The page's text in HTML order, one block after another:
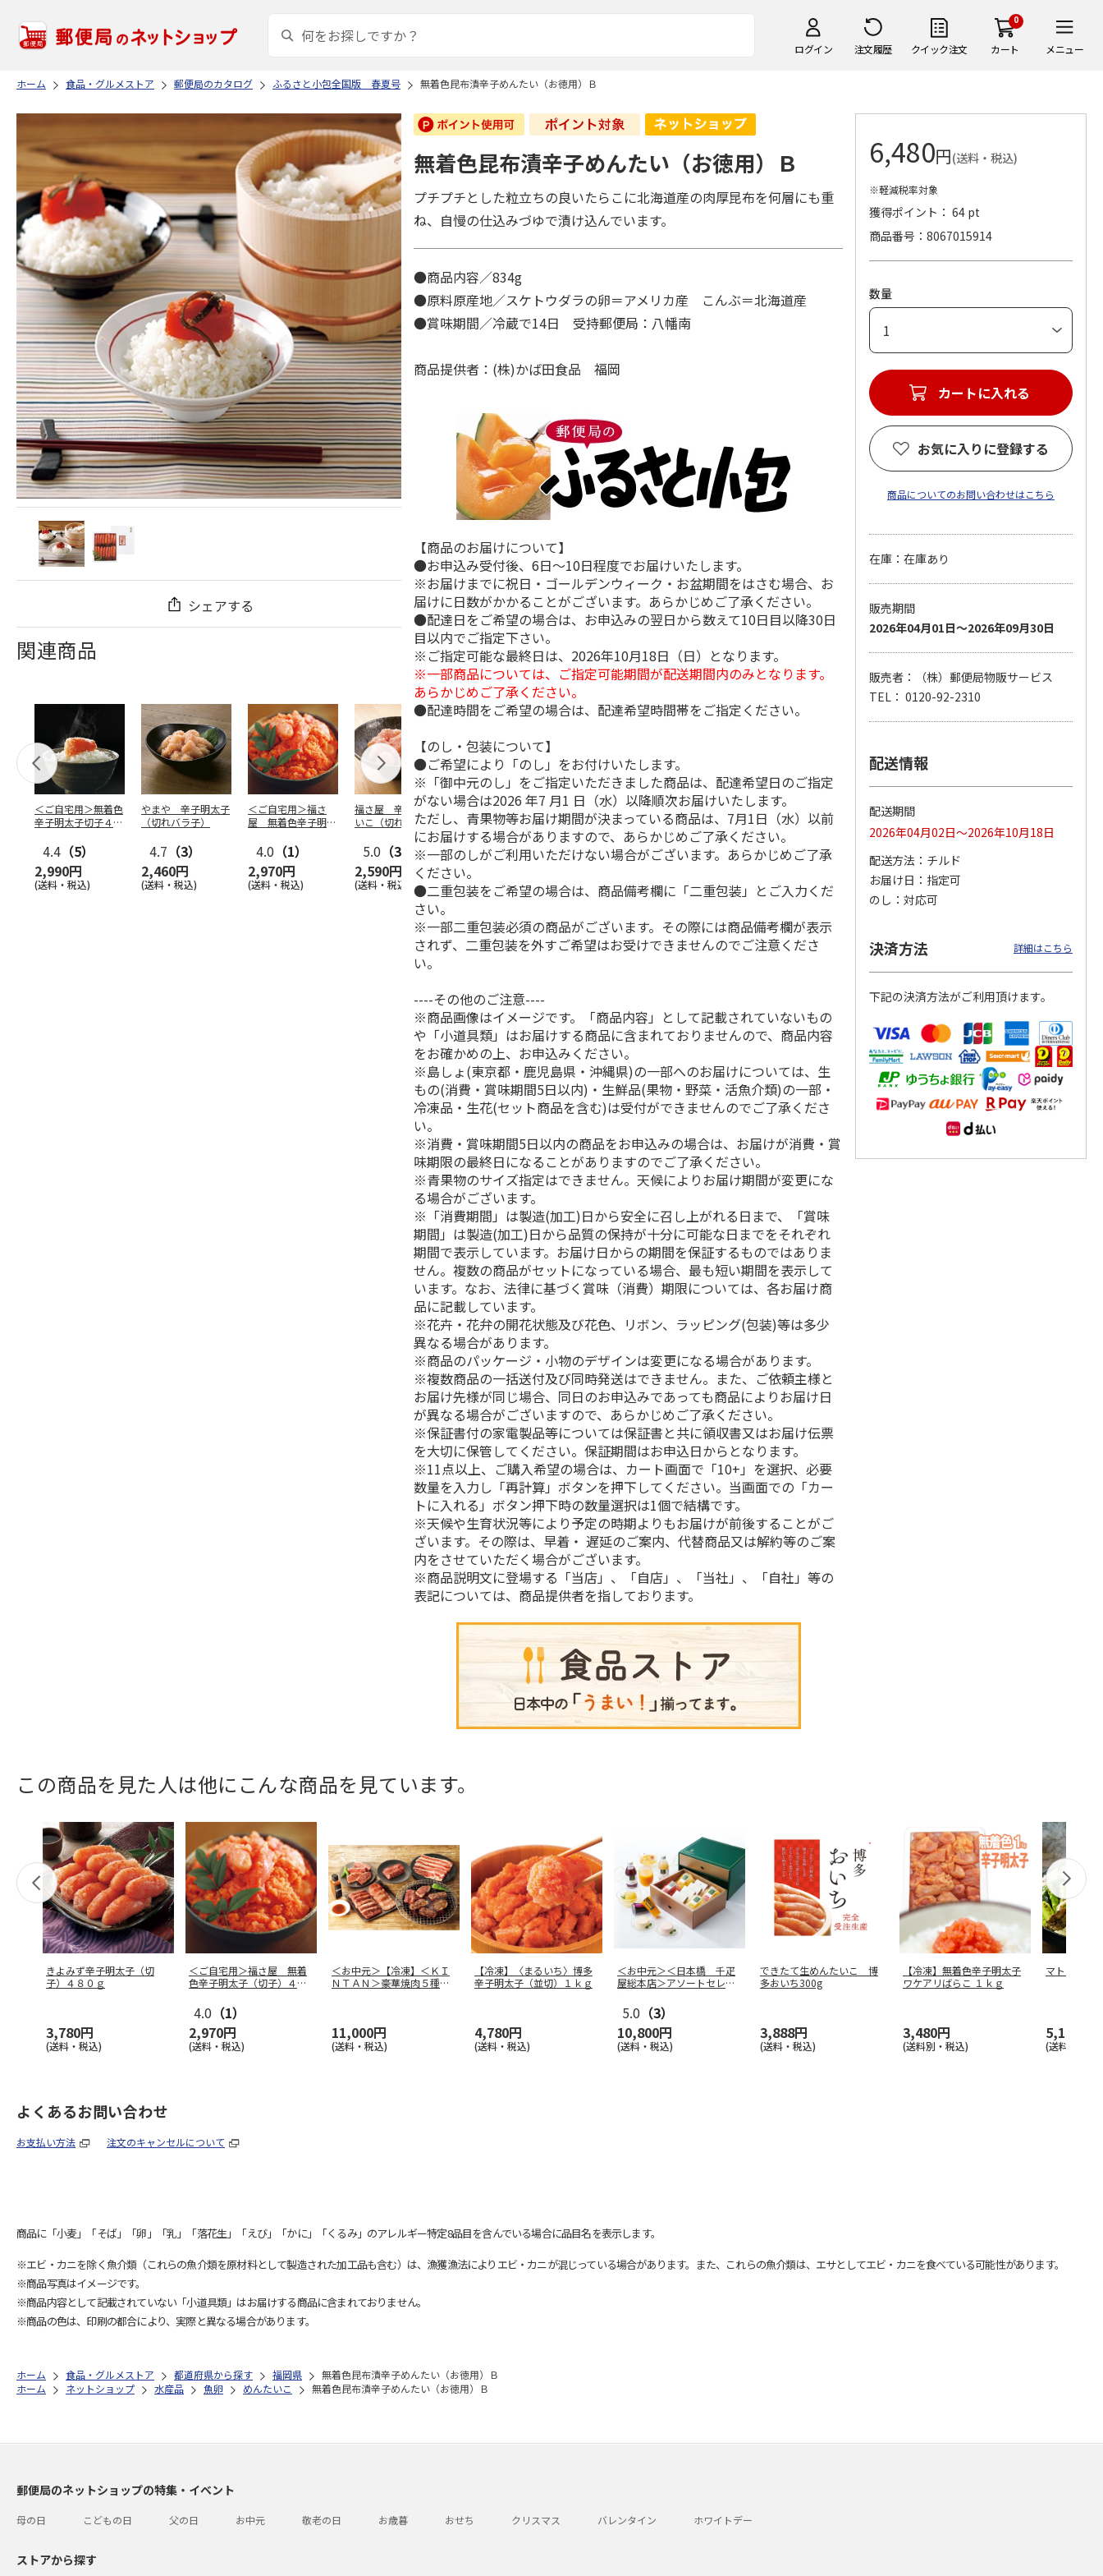
ログイン 注文履歴 クイック注文
0
カート メニュー
ホーム 食品・グルメストア 郵便局のカタログ ふるさと小包全国版 春夏号 無着色昆布漬辛子めんたい（お徳用）Ｂ
シェアする
関連商品
＜ご自宅用＞無着色
辛子明太子切子４６
4.4 （5）
2,990円
(送料・税込)
やまや 辛子明太子
（切れバラ子）
4.7 （3）
2,460円
(送料・税込)
＜ご自宅用＞福さ
屋 無着色辛子明太
4.0 （1）
2,970円
(送料・税込)
福さ屋 辛子めんた
いこ（切れバラ子）
5.0 （3）
2,590円
(送料・税込)
＜お中元＞やまや無
着色辛子明太子Ａ
3,240円
(送料・税込)
＜お中元＞辛子明太
子
(送料・税込)
＜お中元＞保存に便
利 小分け切り落と
し辛子明太子
5.0（2）
(送料・税込)
＜お中元＞博多ふく
いち 辛子明太子
5.0（1）
(送料・税込)
【冷凍】北海道産い
（鮭工房・サーモ
2,150円
(送料別・税込)
らこ（切れ子）
無着色昆布漬辛子めんたい（お徳用）Ｂ
プチプチとした粒立ちの良いたらこに北海道産の肉厚昆布を何層にも重
ね、自慢の仕込みづゆで漬け込んでいます。
●商品内容／834g
●原料原産地／スケトウダラの卵＝アメリカ産 こんぶ＝北海道産
●賞味期間／冷蔵で14日 受持郵便局：八幡南
商品提供者：(株)かば田食品 福岡
【商品のお届けについて】
●お申込み受付後、6日～10日程度でお届けいたします。
※お届けまでに祝日・ゴールデンウィーク・お盆期間をはさむ場合、お
届けに日数がかかることがございます。あらかじめご了承ください。
●配達日をご希望の場合は、お申込みの翌日から数えて10日目以降30日
目以内でご指定下さい。
※ご指定可能な最終日は、2026年10月18日（日）となります。
※一部商品については、ご指定可能期間が配送期間内のみとなります。
あらかじめご了承ください。
●配達時間をご希望の場合は、配達希望時間帯をご指定ください。
【のし・包装について】
●ご希望により「のし」をお付けいたします。
※「御中元のし」をご指定いただきました商品は、配達希望日のご指定
がない場合は2026 年7 月1 日（水）以降順次お届けいたします。
ただし、青果物等お届け期間が決まっている商品は、7月1日（水）以前
にお届けする場合がありますので、あらかじめご了承ください。
※一部のしがご利用いただけない場合がございます。あらかじめご了承
ください。
●二重包装をご希望の場合は、商品備考欄に「二重包装」とご入力くだ
さい。
※一部二重包装必須の商品がございます。その際には商品備考欄が表示
されず、二重包装を外すご希望はお受けできませんのでご注意くださ
い。
----その他のご注意----
※商品画像はイメージです。「商品内容」として記載されていないもの
や「小道具類」はお届けする商品に含まれておりませんので、商品内容
をお確かめの上、お申込みください。
※島しょ(東京都・鹿児島県・沖縄県)の一部へのお届けについては、生
もの(消費・賞味期間5日以内)・生鮮品(果物・野菜・活魚介類)の一部・
冷凍品・生花(セット商品を含む)は受付ができませんのでご了承くださ
い。
※消費・賞味期間5日以内の商品をお申込みの場合は、お届けが消費・賞
味期限の最終日になることがありますのでご了承ください。
※青果物のサイズ指定はできません。天候によりお届け期間が変更にな
る場合がございます。
※「消費期間」は製造(加工)日から安全に召し上がれる日まで、「賞味
期間」は製造(加工)日から品質の保持が十分に可能な日までをそれぞれ
期間で表示しています。お届け日からの期間を保証するものではありま
せん。複数の商品がセットになっている場合、最も短い期間を表示して
います。なお、法律に基づく賞味（消費）期限については、各お届け商
品に記載しています。
※花卉・花弁の開花状態及び花色、リボン、ラッピング(包装)等は多少
異なる場合があります。
※商品のパッケージ・小物のデザインは変更になる場合があります。
※複数商品の一括送付及び同時発送はできません。また、ご依頼主様と
お届け先様が同じ場合、同日のお申込みであっても商品によりお届け日
が異なる場合がございますので、あらかじめご了承ください。
※保証書付の家電製品等については保証書と共に領収書又はお届け伝票
を大切に保管してください。保証期間はお申込日からとなります。
※11点以上、ご購入希望の場合は、カート画面で「10+」を選択、必要
数量を入力し「再計算」ボタンを押下してください。当画面での「カー
トに入れる」ボタン押下時の数量選択は1個で結構です。
※天候や生育状況等により予定の時期よりもお届けが前後することがご
ざいます。その際は、早着・ 遅延のご案内、代替商品又は解約等のご案
内をさせていただく場合がございます。
※商品説明文に登場する「当店」、「自店」、「当社」、「自社」等の
表記については、商品提供者を指しております。
6,480円(送料・税込)
※軽減税率対象
獲得ポイント： 64 pt
商品番号
8067015914
数量
カートに入れる
お気に入りに登録する
商品についてのお問い合わせはこちら
在庫：在庫あり
販売期間
2026年04月01日～2026年09月30日
販売者：（株）郵便局物販サービス
TEL： 0120-92-2310
配送情報
配送期間
2026年04月02日～2026年10月18日
配送方法
チルド
お届け日
指定可
のし
対応可
決済方法 詳細はこちら
下記の決済方法がご利用頂けます。
この商品を見た人は他にこんな商品を見ています。
きよみず辛子明太子（切
子）４８０ｇ
3,780円
(送料・税込)
＜ご自宅用＞福さ屋 無着
色辛子明太子（切子）４５
4.0 （1）
2,970円
(送料・税込)
＜お中元＞【冷凍】＜ＫＩ
ＮＴＡＮ＞豪華焼肉５種セ
11,000円
(送料・税込)
【冷凍】〈まるいち〉博多
辛子明太子（並切）１ｋｇ
4,780円
(送料・税込)
＜お中元＞＜日本橋 千疋
屋総本店＞アソートセレク
5.0 （3）
10,800円
(送料・税込)
できたて生めんたいこ 博
多おいち300g
3,888円
(送料・税込)
【冷凍】無着色辛子明太子
ワケアリばらこ １ｋｇ
3,480円
(送料別・税込)
マトンロー
5,160円
(送料・税込)
よくあるお問い合わせ
お支払い方法 注文のキャンセルについて
商品に「小麦」「そば」「卵」「乳」「落花生」「えび」「かに」「くるみ」のアレルギー特定8品目を含んでいる場合に品目名を表示します。
※エビ・カニを除く魚介類（これらの魚介類を原材料として製造された加工品も含む）は、漁獲漁法によりエビ・カニが混じっている場合があります。また、これらの魚介類は、エサとしてエビ・カニを食べている可能性があります。
※商品写真はイメージです。
※商品内容として記載されていない「小道具類」はお届けする商品に含まれておりません。
※商品の色は、印刷の都合により、実際と異なる場合があります。
ホーム 食品・グルメストア 都道府県から探す 福岡県
無着色昆布漬辛子めんたい（お徳用）Ｂ
ホーム
ネットショップ 水産品 魚卵 めんたいこ 無着色昆布漬辛子めんたい（お徳用）Ｂ
郵便局のネットショップの特集・イベント
母の日 こどもの日 父の日 お中元 敬老の日 お歳暮 おせち クリスマス バレンタイン ホワイトデー
ストアから探す